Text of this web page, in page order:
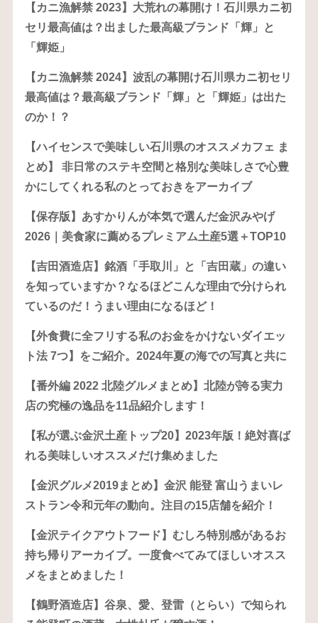
【カニ漁解禁 2023】大荒れの幕開け！石川県カニ初
セリ最高値は？出ました最高級ブランド「輝」と
「輝姫」
【カニ漁解禁 2024】波乱の幕開け石川県カニ初セリ
最高値は？最高級ブランド「輝」と「輝姫」は出た
のか！？
【ハイセンスで美味しい石川県のオススメカフェ ま
とめ】 非日常のステキ空間と格別な美味しさで心豊
かにしてくれる私のとっておきをアーカイブ
【保存版】あすかりんが本気で選んだ金沢みやげ
2026｜美食家に薦めるプレミアム土産5選＋TOP10
【吉田酒造店】銘酒「手取川」と「吉田蔵」の違い
を知っていますか？なるほどこんな理由で分けられ
ているのだ！うまい理由になるほど！
【外食費に全フリする私のお金をかけないダイエッ
ト法 7つ】をご紹介。2024年夏の海での写真と共に
【番外編 2022 北陸グルメまとめ】北陸が誇る実力
店の究極の逸品を11品紹介します！
【私が選ぶ金沢土産トップ20】2023年版！絶対喜ば
れる美味しいオススメだけ集めました
【金沢グルメ2019まとめ】金沢 能登 富山うまいレ
ストラン令和元年の動向。注目の15店舗を紹介！
【金沢テイクアウトフード】むしろ特別感があるお
持ち帰りアーカイブ。一度食べてみてほしいオスス
メをまとめました！
【鶴野酒造店】谷泉、愛、登雷（とらい）で知られ